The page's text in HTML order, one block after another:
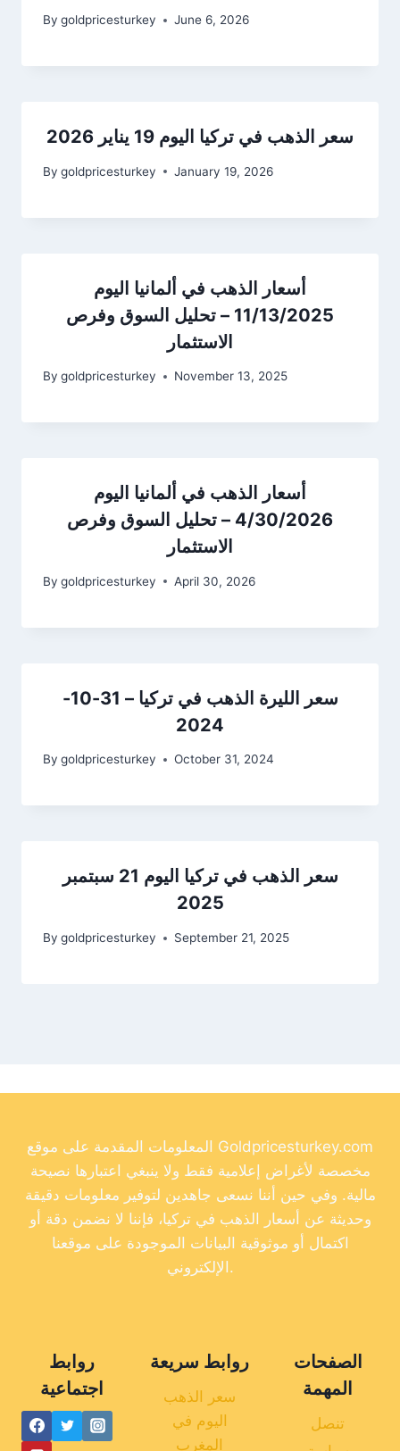
By goldpricesturkey June 6, 2026
سعر الذهب في تركيا اليوم 19 يناير 2026
By goldpricesturkey January 19, 2026
أسعار الذهب في ألمانيا اليوم
11/13/2025 – تحليل السوق وفرص
الاستثمار
By goldpricesturkey November 13, 2025
أسعار الذهب في ألمانيا اليوم
4/30/2026 – تحليل السوق وفرص
الاستثمار
By goldpricesturkey April 30, 2026
سعر الليرة الذهب في تركيا – 31-10-
2024
By goldpricesturkey October 31, 2024
سعر الذهب في تركيا اليوم 21 سبتمبر
2025
By goldpricesturkey September 21, 2025
المعلومات المقدمة على موقع Goldpricesturkey.com
مخصصة لأغراض إعلامية فقط ولا ينبغي اعتبارها نصيحة
مالية. وفي حين أننا نسعى جاهدين لتوفير معلومات دقيقة
وحديثة عن أسعار الذهب في تركيا، فإننا لا نضمن دقة أو
اكتمال أو موثوقية البيانات الموجودة على موقعنا
الإلكتروني.
روابط
اجتماعية
روابط سريعة
سعر الذهب
اليوم في
المغرب
الصفحات
المهمة
تنصل